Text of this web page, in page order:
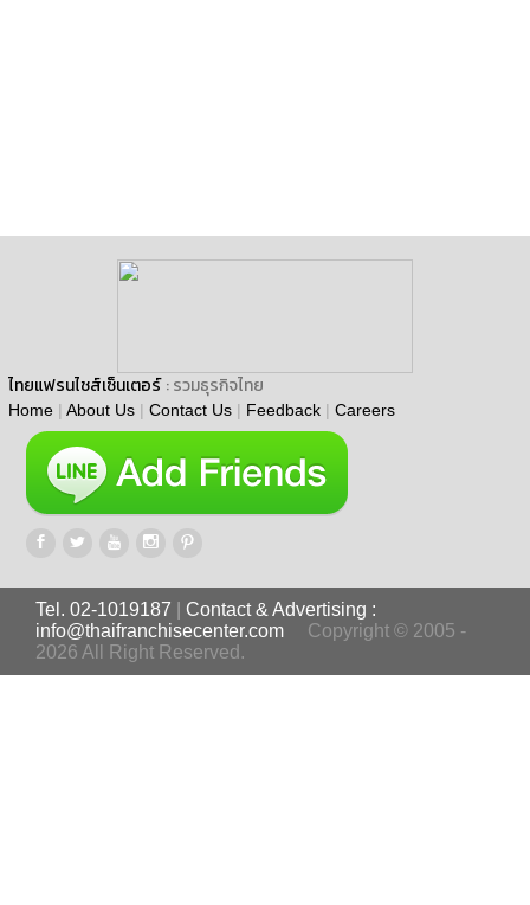
ไทยแฟรนไชส์เซ็นเตอร์ : รวมธุรกิจไทย
Home | About Us | Contact Us | Feedback | Careers
Tel. 02-1019187
Contact & Advertising :
info@thaifranchisecenter.com
Copyright © 2005 -
2026 All Right Reserved.